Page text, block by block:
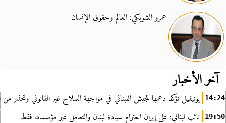
عمرو الشوبكي: العالم وحقوق الإنسان
آخر الأخبار
14:24 يونيفيل تؤكد دعمها للجيش اللبناني في مواجهة السلاح غير القانوني وتحذر من
19:50 نائب لبناني: على إيران احترام سيادة لبنان والتعامل عبر مؤسساته فقط